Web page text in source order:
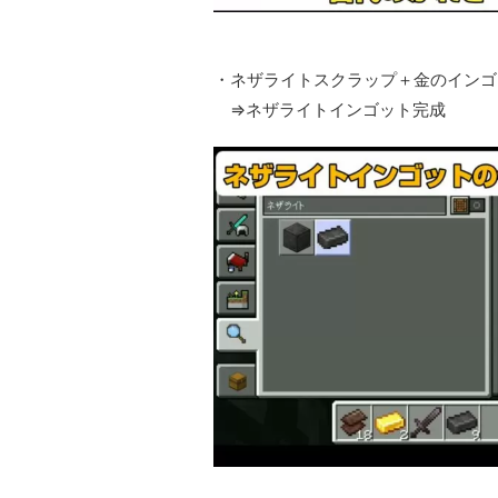
・ネザライトスクラップ＋金のイン
⇒ネザライトインゴット完成